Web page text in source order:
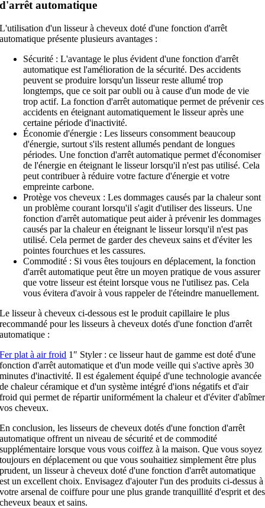
d'arrêt automatique
L'utilisation d'un lisseur à cheveux doté d'une fonction d'arrêt
automatique présente plusieurs avantages :
Sécurité : L'avantage le plus évident d'une fonction d'arrêt
automatique est l'amélioration de la sécurité. Des accidents
peuvent se produire lorsqu'un lisseur reste allumé trop
longtemps, que ce soit par oubli ou à cause d'un mode de vie
trop actif. La fonction d'arrêt automatique permet de prévenir ces
accidents en éteignant automatiquement le lisseur après une
certaine période d'inactivité.
Économie d'énergie : Les lisseurs consomment beaucoup
d'énergie, surtout s'ils restent allumés pendant de longues
périodes. Une fonction d'arrêt automatique permet d'économiser
de l'énergie en éteignant le lisseur lorsqu'il n'est pas utilisé. Cela
peut contribuer à réduire votre facture d'énergie et votre
empreinte carbone.
Protège vos cheveux : Les dommages causés par la chaleur sont
un problème courant lorsqu'il s'agit d'utiliser des lisseurs. Une
fonction d'arrêt automatique peut aider à prévenir les dommages
causés par la chaleur en éteignant le lisseur lorsqu'il n'est pas
utilisé. Cela permet de garder des cheveux sains et d'éviter les
pointes fourchues et les cassures.
Commodité : Si vous êtes toujours en déplacement, la fonction
d'arrêt automatique peut être un moyen pratique de vous assurer
que votre lisseur est éteint lorsque vous ne l'utilisez pas. Cela
vous évitera d'avoir à vous rappeler de l'éteindre manuellement.
Le lisseur à cheveux ci-dessous est le produit capillaire le plus
recommandé pour les lisseurs à cheveux dotés d'une fonction d'arrêt
automatique :
Fer plat à air froid 1″ Styler : ce lisseur haut de gamme est doté d'une
fonction d'arrêt automatique et d'un mode veille qui s'active après 30
minutes d'inactivité. Il est également équipé d'une technologie avancée
de chaleur céramique et d'un système intégré d'ions négatifs et d'air
froid qui permet de répartir uniformément la chaleur et d'éviter d'abîmer
vos cheveux.
En conclusion, les lisseurs de cheveux dotés d'une fonction d'arrêt
automatique offrent un niveau de sécurité et de commodité
supplémentaire lorsque vous vous coiffez à la maison. Que vous soyez
toujours en déplacement ou que vous souhaitiez simplement être plus
prudent, un lisseur à cheveux doté d'une fonction d'arrêt automatique
est un excellent choix. Envisagez d'ajouter l'un des produits ci-dessus à
votre arsenal de coiffure pour une plus grande tranquillité d'esprit et des
cheveux beaux et sains.